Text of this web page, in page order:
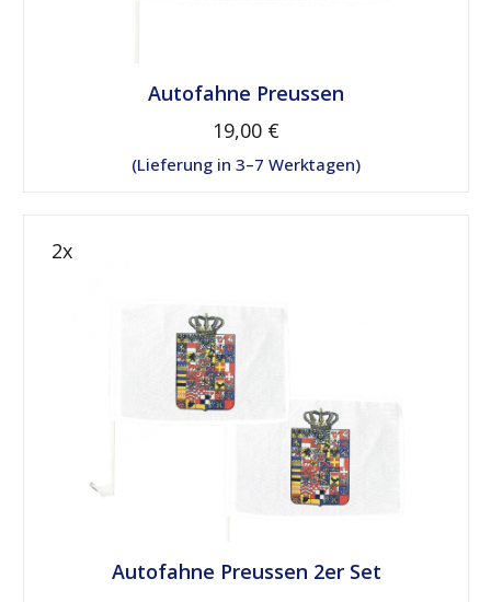
Autofahne Preussen
19,00 €
Lieferung in 3–7 Werktagen
Autofahne Preussen 2er Set